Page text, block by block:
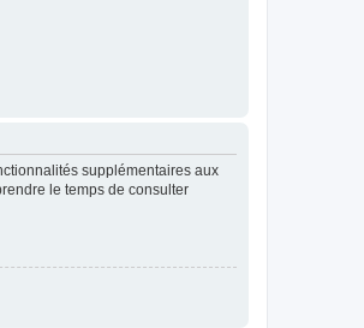
supplémentaires aux
le temps de consulter